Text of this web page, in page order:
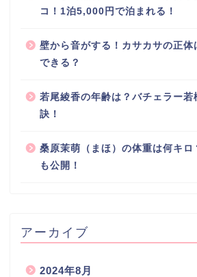
コ！1泊5,000円で泊まれる！
壁から音がする！カサカサの正体
できる？
若尾綾香の年齢は？バチェラー若
訣！
桑原茉萌（まほ）の体重は何キロ
も公開！
アーカイブ
2024年8月